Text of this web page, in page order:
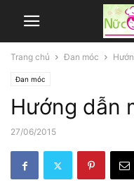
Trang chủ Đan móc
Đan móc
Hướng dẫn
27/06/2015